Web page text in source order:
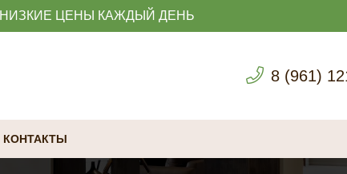
НИЗКИЕ ЦЕНЫ КАЖДЫЙ ДЕНЬ
8 (961)
КОНТАКТЫ